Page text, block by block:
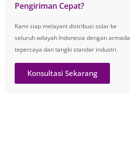
Pengiriman Cepat?
Kami siap melayani distribusi solar ke
seluruh wilayah Indonesia dengan armada
tepercaya dan tangki standar industri.
Konsultasi Sekarang